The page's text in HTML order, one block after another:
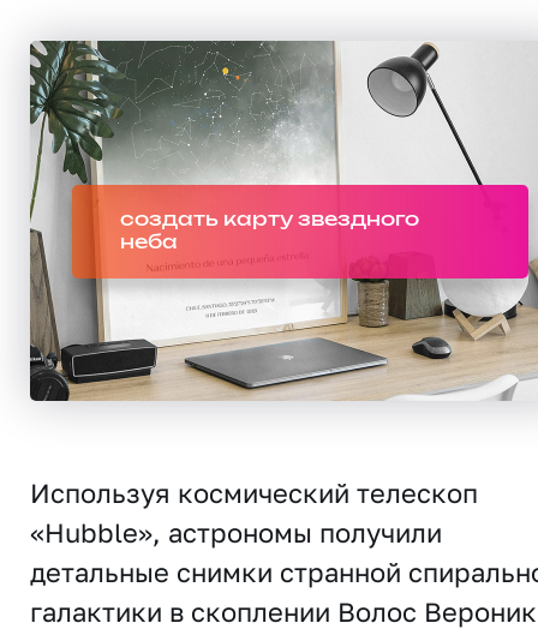
создать карту звездного
неба
Используя космический телескоп
«Hubble», астрономы получили
детальные снимки странной
галактики в скоплении Волос